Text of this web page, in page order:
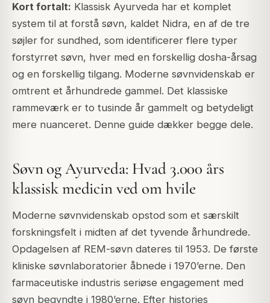
Kort fortalt: Klassisk Ayurveda har et komplet
system til at forstå søvn, kaldet Nidra, en af de tre
søjler for sundhed, som identificerer flere typer
forstyrret søvn, hver med en forskellig dosha-årsag
og en forskellig tilgang. Moderne søvnvidenskab er
omtrent et århundrede gammel. Det klassiske
rammeværk er to tusinde år gammelt og betydeligt
mere nuanceret. Denne guide dækker begge dele.
Søvn og Ayurveda: Hvad 3.000 års
klassisk medicin ved om hvile
Moderne søvnvidenskab opstod som et særskilt
forskningsfelt i midten af det tyvende århundrede.
Opdagelsen af REM-søvn dateres til 1953. De første
kliniske søvnlaboratorier åbnede i 1970’erne. Den
farmaceutiske industris seriøse engagement med
søvn begyndte i 1980’erne. Efter histories